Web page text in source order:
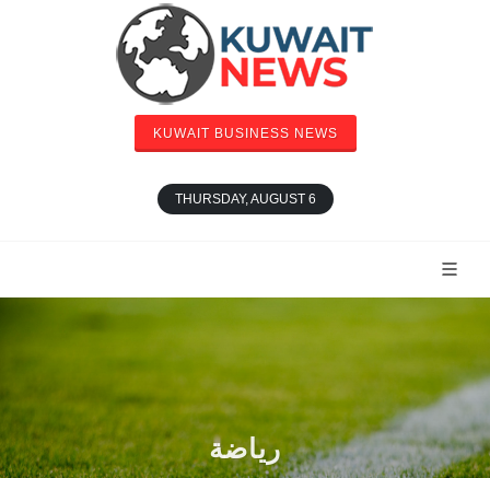
KUWAIT BUSINESS NEWS
THURSDAY, AUGUST 6
رياضة